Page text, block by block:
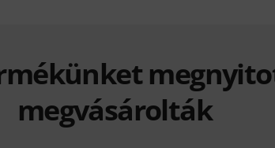
megvásárolták